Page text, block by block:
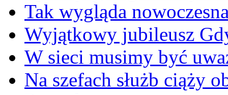
Tak wygląda
Wyjątkowy jubileusz
W sieci musimy być
Na szefach służb ciąży